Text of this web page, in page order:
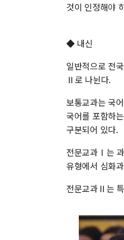
것이 인정해야
◆ 내신
일반적으로 전
Ⅱ로 나뉜다.
보통교과는 국
국어를 포함하
구분되어 있다.
전문교과Ⅰ는
유형에서 심화
전문교과Ⅱ는